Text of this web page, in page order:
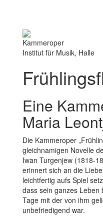
Kammeroper
Institut für Musik, Halle
Eine
Maria
Die Kammeroper
gleichnamigen Novelle
Iwan Turgenjew (1818-
erinnert sich an die
leichtfertig aufs Spiel
dass sein ganzes Leben
Tage mit der von ihm
unbefriedigend war.